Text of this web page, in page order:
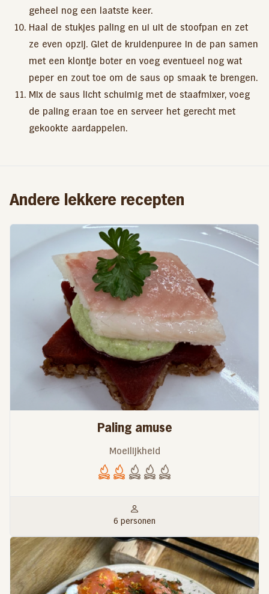
geheel nog een laatste keer.
Haal de stukjes paling en ui uit de stoofpan en zet
ze even opzij. Giet de kruidenpuree in de pan samen
met een klontje boter en voeg eventueel nog wat
peper en zout toe om de saus op smaak te brengen.
Mix de saus licht schuimig met de staafmixer, voeg
de paling eraan toe en serveer het gerecht met
gekookte aardappelen.
Andere lekkere recepten
Paling amuse
Moeilijkheid
6 personen